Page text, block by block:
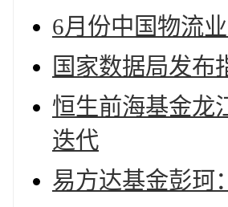
6月份中国物流
国家数据局发布
恒生前海基金龙
迭代
易方达基金彭珂